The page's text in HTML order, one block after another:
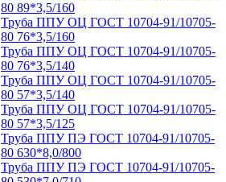
80 89*3,5/160
Труба ППУ ОЦ ГОСТ 10704-91/10705-
80 76*3,5/160
Труба ППУ ОЦ ГОСТ 10704-91/10705-
80 76*3,5/140
Труба ППУ ОЦ ГОСТ 10704-91/10705-
80 57*3,5/140
Труба ППУ ОЦ ГОСТ 10704-91/10705-
80 57*3,5/125
Труба ППУ ПЭ ГОСТ 10704-91/10705-
80 630*8,0/800
Труба ППУ ПЭ ГОСТ 10704-91/10705-